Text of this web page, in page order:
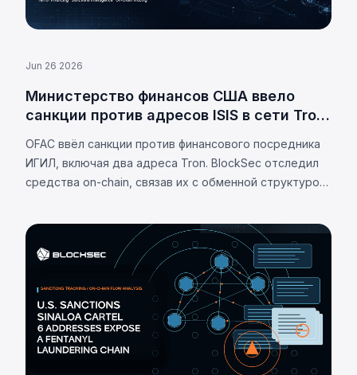
Jun 26 2026
Министерство финансов США ввело
санкции против адресов ISIS в сети Tron
финансирования терроризма
OFAC ввёл санкции против финансового посредника
ИГИЛ, включая два адреса Tron. BlockSec отследил
средства on-chain, связав их с обменной структурой,